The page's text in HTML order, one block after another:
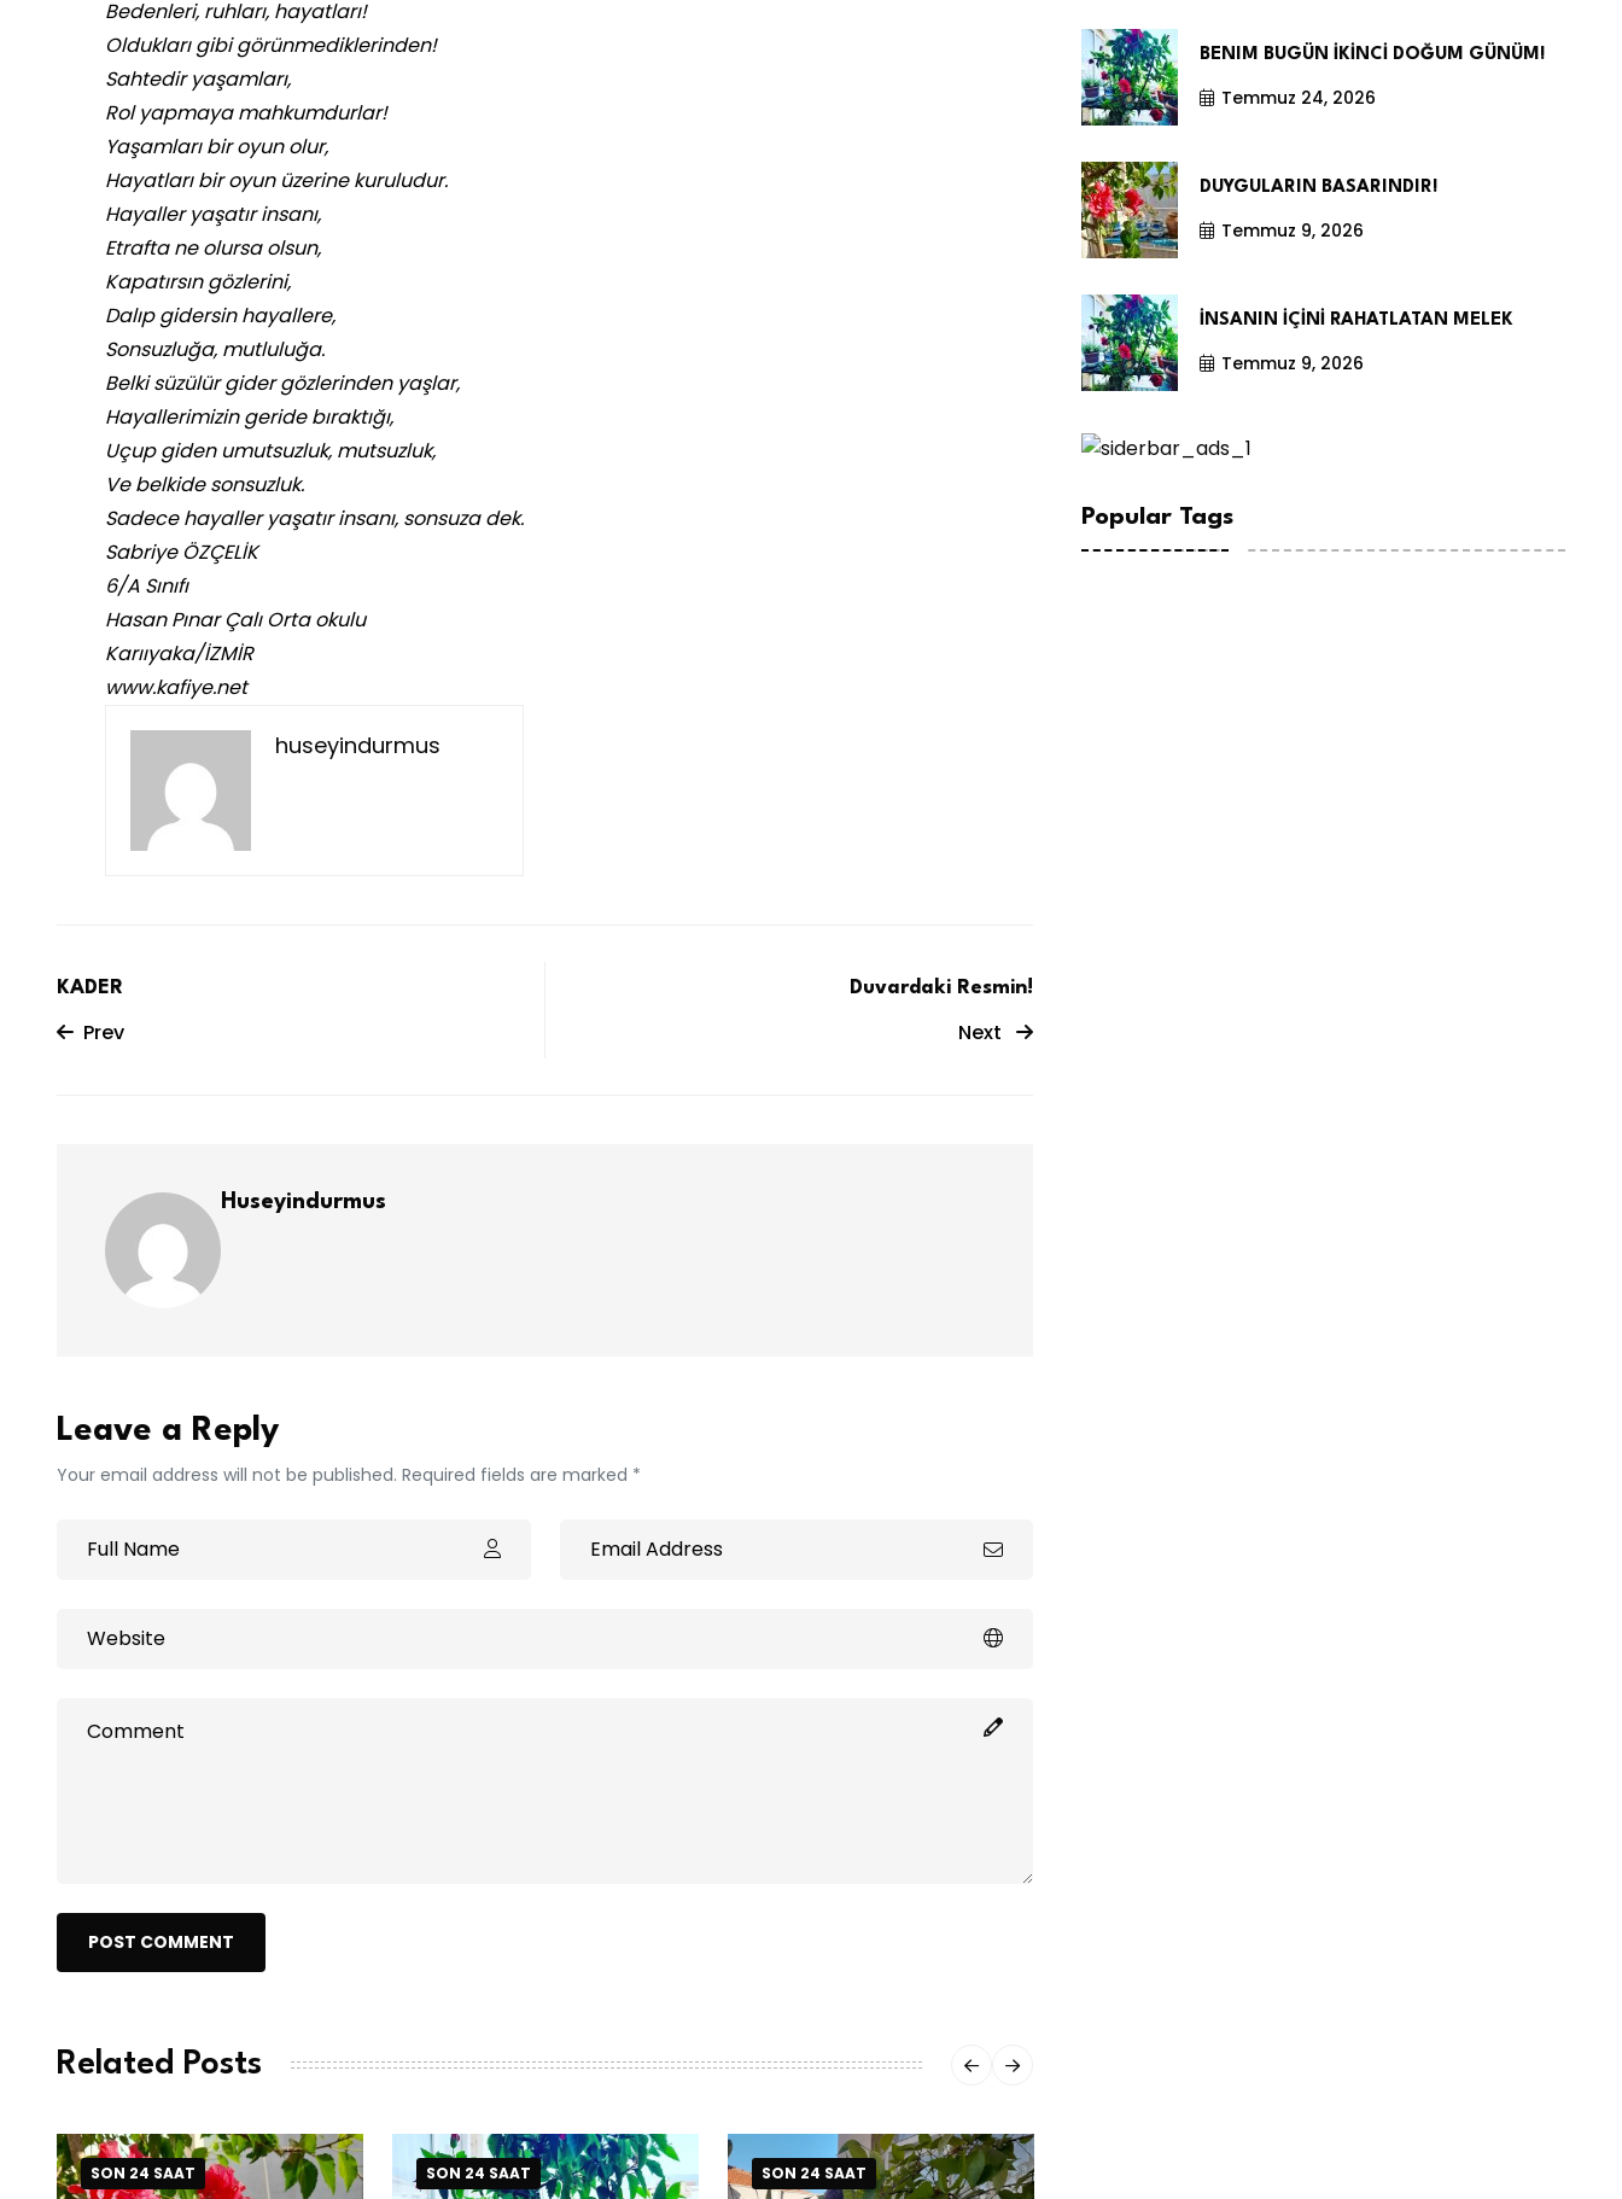
Bedenleri, ruhları, hayatları!
Oldukları gibi görünmediklerinden!
Sahtedir yaşamları,
Rol yapmaya mahkumdurlar!
Yaşamları bir oyun olur,
Hayatları bir oyun üzerine kuruludur.
Hayaller yaşatır insanı,
Etrafta ne olursa olsun,
Kapatırsın gözlerini,
Dalıp gidersin hayallere,
Sonsuzluğa, mutluluğa.
Belki süzülür gider gözlerinden yaşlar,
Hayallerimizin geride bıraktığı,
Uçup giden umutsuzluk, mutsuzluk,
Ve belkide sonsuzluk.
Sadece hayaller yaşatır insanı, sonsuza dek.
Sabriye ÖZÇELİK
6/A Sınıfı
Hasan Pınar Çalı Orta okulu
Karııyaka/İZMİR
www.kafiye.net
huseyindurmus
KADER
Prev
Duvardaki Resmin!
Next
Huseyindurmus
Leave a Reply
Your email address will not be published. Required fields are marked *
POST COMMENT
Related Posts
SON 24 SAAT SON 24 SAAT SON 24 SAAT
BENIM BUGÜN İKİNCİ DOĞUM GÜNÜM!
Temmuz 24, 2026
DUYGULARIN BASARINDIR!
Temmuz 9, 2026
İNSANIN İÇİNİ RAHATLATAN MELEK
Temmuz 9, 2026
Popular Tags